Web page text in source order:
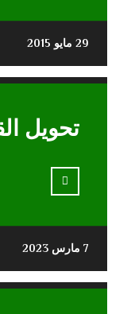
29 مايو 2015
7 مارس 2023